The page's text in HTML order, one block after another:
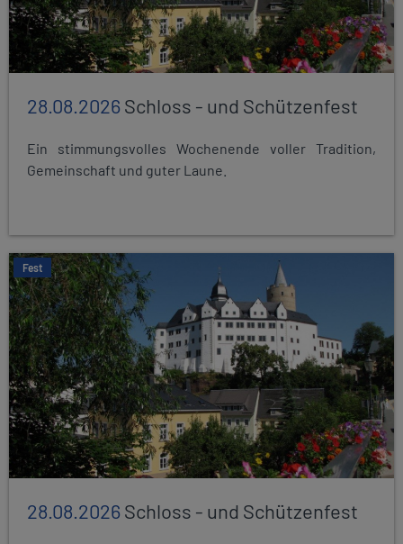
28.08.2026Schloss - und Schützenfest
Ein stimmungsvolles Wochenende voller Tradition,
Gemeinschaft und guter Laune.
Fest
28.08.2026Schloss - und Schützenfest